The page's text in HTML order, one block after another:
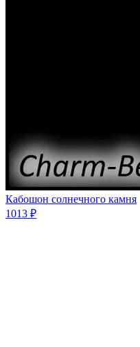
Кабошон солнечного камня
1013 ₽